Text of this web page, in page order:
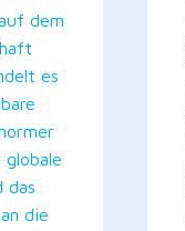
dem
es
das
die